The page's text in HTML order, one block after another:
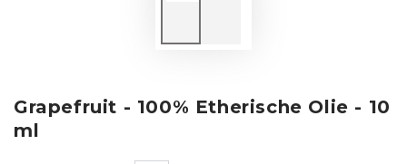
Grapefruit - 100% Etherische Olie - 10
ml